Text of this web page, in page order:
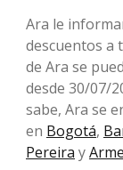
Ara le
descuentos a
de Ara se
desde 30/07/
sabe, Ara se
en Bogotá,
Pereira y